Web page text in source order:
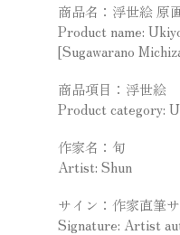
商品名：浮世絵 原
Product name:
[Sugawarano
商品項目：浮世絵
Product category:
作家名：旬
Artist: Shun
サイン：作家直筆
Signature: Artist